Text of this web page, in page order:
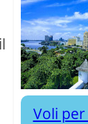
Voli